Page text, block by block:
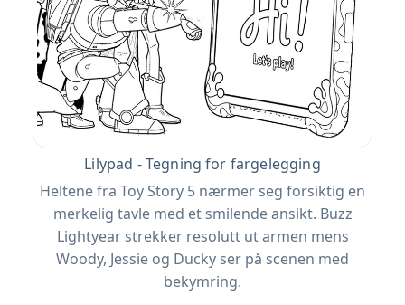
Lilypad - Tegning for fargelegging
Heltene fra Toy Story 5 nærmer seg forsiktig en
merkelig tavle med et smilende ansikt. Buzz
Lightyear strekker resolutt ut armen mens
Woody, Jessie og Ducky ser på scenen med
bekymring.